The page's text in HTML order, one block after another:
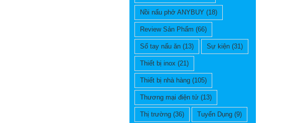
Nồi nấu phở ANYBUY (18)
Review Sản Phẩm (66)
Sổ tay nấu ăn (13) Sự kiện (31)
Thiết bị inox (21)
Thiết bị nhà hàng (105)
Thương mại điện tử (13)
Thị trường (36) Tuyển Dụng (9)